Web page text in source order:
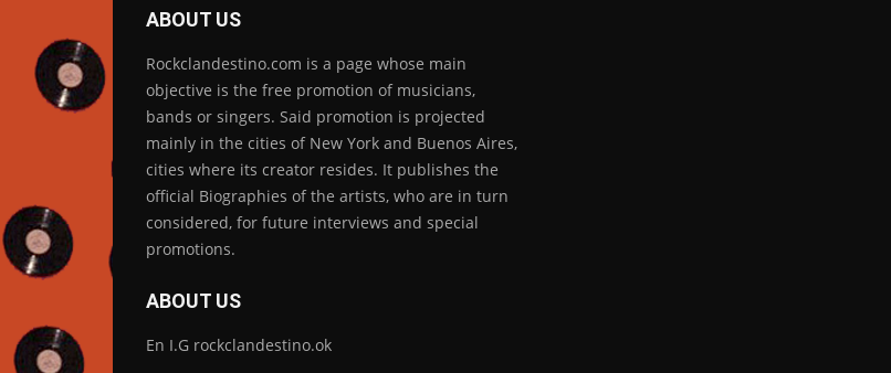
ABOUT US
Rockclandestino.com is a page whose main
objective is the free promotion of musicians,
bands or singers. Said promotion is projected
mainly in the cities of New York and Buenos Aires,
cities where its creator resides. It publishes the
official Biographies of the artists, who are in turn
considered, for future interviews and special
promotions.
ABOUT US
En I.G rockclandestino.ok